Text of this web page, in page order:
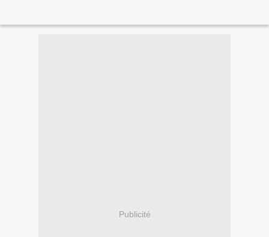
Publicité